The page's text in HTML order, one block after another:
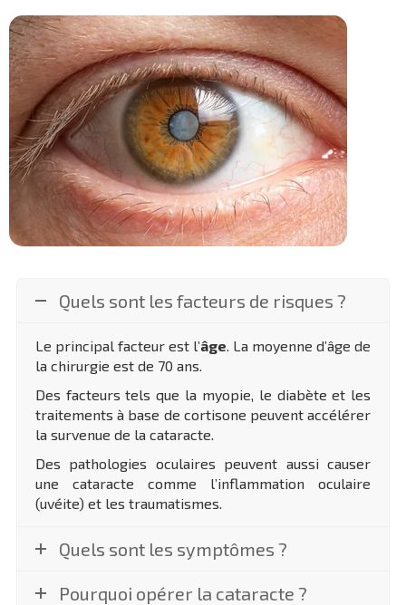
Quels sont les facteurs de risques ?
Le principal facteur est l’âge. La moyenne d’âge de
la chirurgie est de 70 ans.
Des facteurs tels que la myopie, le diabète et les
traitements à base de cortisone peuvent accélérer
la survenue de la cataracte.
Des pathologies oculaires peuvent aussi causer
une cataracte comme l’inflammation oculaire
(uvéite) et les traumatismes.
Quels sont les symptômes ?
Pourquoi opérer la cataracte ?